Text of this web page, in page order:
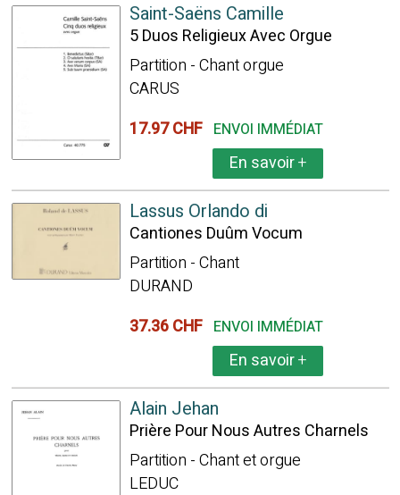
Saint-Saëns Camille
5 Duos Religieux Avec Orgue
Partition - Chant orgue
CARUS
17.97 CHF ENVOI IMMÉDIAT
En savoir+
Lassus Orlando di
Cantiones Duûm Vocum
Partition - Chant
DURAND
37.36 CHF ENVOI IMMÉDIAT
En savoir+
Alain Jehan
Prière Pour Nous Autres Charnels
Partition - Chant et orgue
LEDUC